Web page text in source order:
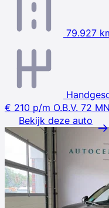
79.927
€ 210 p/m O.B.V. 72
Bekijk deze auto